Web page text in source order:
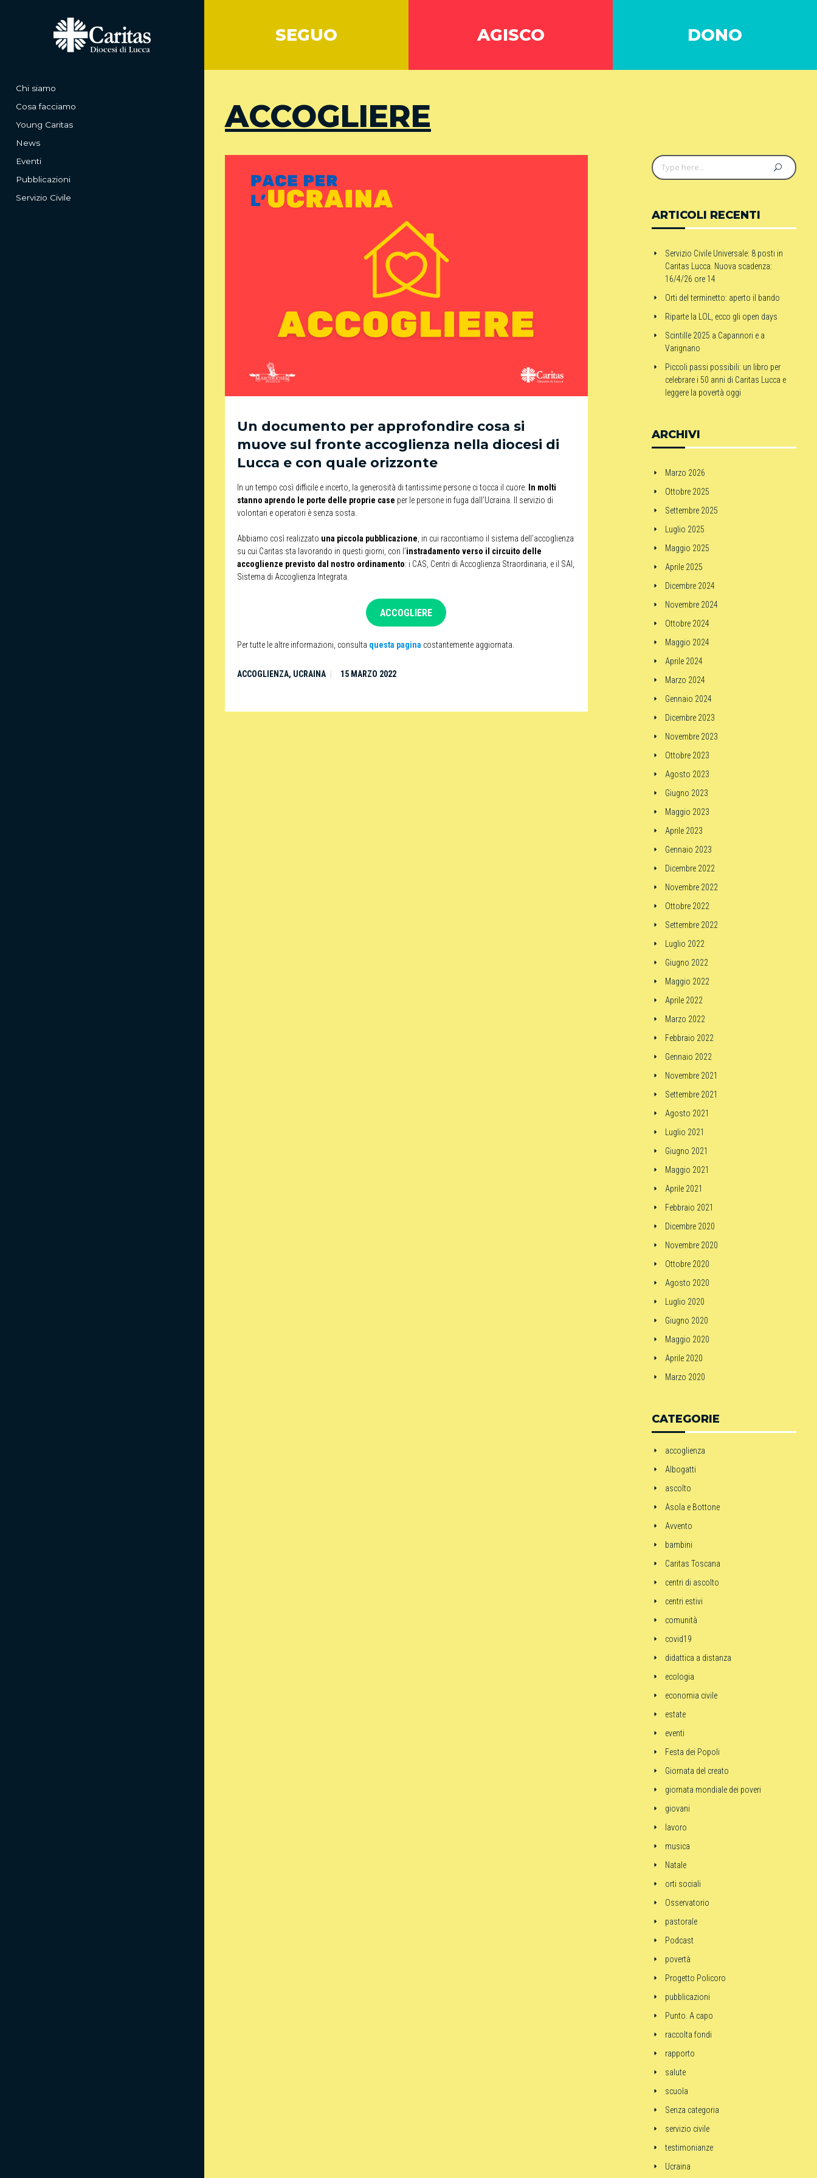
Chi siamo
Cosa facciamo
Young Caritas
News
Eventi
Pubblicazioni
Servizio Civile
SEGUO AGISCO DONO
ACCOGLIERE
Un documento per approfondire cosa si
muove sul fronte accoglienza nella diocesi di
Lucca e con quale orizzonte
In un tempo così difficile e incerto, la generosità di tantissime persone ci tocca il cuore. In molti
stanno aprendo le porte delle proprie case per le persone in fuga dall’Ucraina. Il servizio di
volontari e operatori è senza sosta.
Abbiamo così realizzato una piccola pubblicazione, in cui raccontiamo il sistema dell’accoglienza
su cui Caritas sta lavorando in questi giorni, con l’instradamento verso il circuito delle
accoglienze previsto dal nostro ordinamento: i CAS, Centri di Accoglienza Straordinaria, e il SAI,
Sistema di Accoglienza Integrata.
ACCOGLIERE
Per tutte le altre informazioni, consulta questa pagina costantemente aggiornata.
ACCOGLIENZA, UCRAINA 15 MARZO 2022
ARTICOLI RECENTI
Servizio Civile Universale: 8 posti in
Caritas Lucca. Nuova scadenza:
16/4/26 ore 14
Orti del terminetto: aperto il bando
Riparte la LOL, ecco gli open days
Scintille 2025 a Capannori e a
Varignano
Piccoli passi possibili: un libro per
celebrare i 50 anni di Caritas Lucca e
leggere la povertà oggi
ARCHIVI
Marzo 2026
Ottobre 2025
Settembre 2025
Luglio 2025
Maggio 2025
Aprile 2025
Dicembre 2024
Novembre 2024
Ottobre 2024
Maggio 2024
Aprile 2024
Marzo 2024
Gennaio 2024
Dicembre 2023
Novembre 2023
Ottobre 2023
Agosto 2023
Giugno 2023
Maggio 2023
Aprile 2023
Gennaio 2023
Dicembre 2022
Novembre 2022
Ottobre 2022
Settembre 2022
Luglio 2022
Giugno 2022
Maggio 2022
Aprile 2022
Marzo 2022
Febbraio 2022
Gennaio 2022
Novembre 2021
Settembre 2021
Agosto 2021
Luglio 2021
Giugno 2021
Maggio 2021
Aprile 2021
Febbraio 2021
Dicembre 2020
Novembre 2020
Ottobre 2020
Agosto 2020
Luglio 2020
Giugno 2020
Maggio 2020
Aprile 2020
Marzo 2020
CATEGORIE
accoglienza
Albogatti
ascolto
Asola e Bottone
Avvento
bambini
Caritas Toscana
centri di ascolto
centri estivi
comunità
covid19
didattica a distanza
ecologia
economia civile
estate
eventi
Festa dei Popoli
Giornata del creato
giornata mondiale dei poveri
giovani
lavoro
musica
Natale
orti sociali
Osservatorio
pastorale
Podcast
povertà
Progetto Policoro
pubblicazioni
Punto. A capo
raccolta fondi
rapporto
salute
scuola
Senza categoria
servizio civile
testimonianze
Ucraina